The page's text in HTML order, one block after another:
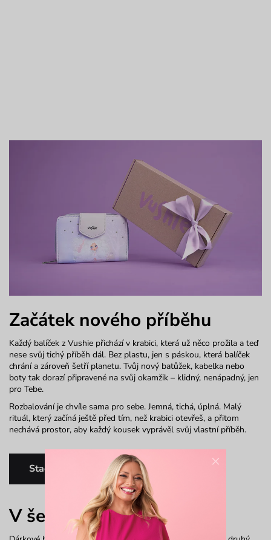
Začátek nového příběhu
Každý balíček z Vushie přichází v krabici, která už něco prožila a teď
nese svůj tichý příběh dál. Bez plastu, jen s páskou, která balíček
chrání a zároveň šetří planetu. Tvůj nový batůžek, kabelka nebo
boty tak dorazí připravené na svůj okamžik – klidný, nenápadný, jen
pro Tebe.
Rozbalování je chvíle sama pro sebe. Jemná, tichá, úplná. Malý
rituál, který začíná ještě před tím, než krabici otevřeš, a přitom
nechává prostor, aby každý kousek vyprávěl svůj vlastní příběh.
Stačí jen vybrat
V šepotu přírody
×